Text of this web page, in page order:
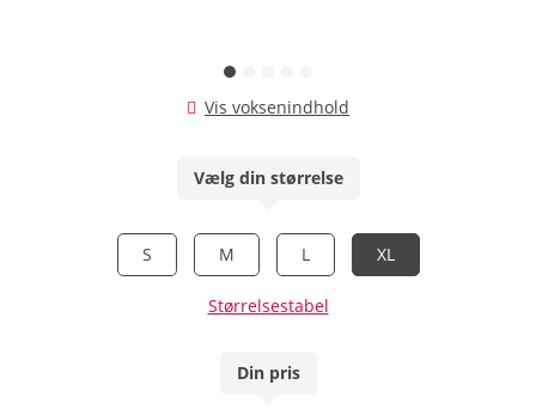
Vis voksenindhold
Vælg din størrelse
S M L XL
Størrelsestabel
Din pris